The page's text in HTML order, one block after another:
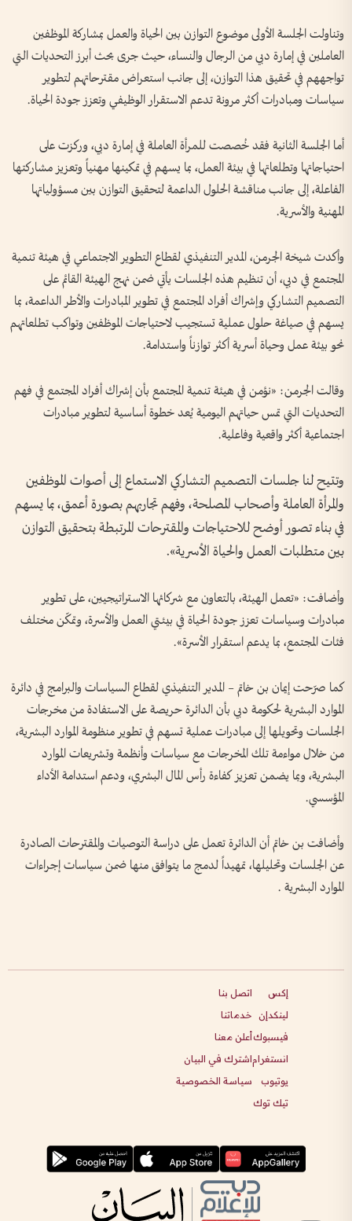
وتناولت الجلسة الأولى موضوع التوازن بين الحياة والعمل بمشاركة الموظفين
العاملين في إمارة دبي من الرجال والنساء، حيث جرى بحث أبرز التحديات التي
تواجههم في تحقيق هذا التوازن، إلى جانب استعراض مقترحاتهم لتطوير
سياسات ومبادرات أكثر مرونة تدعم الاستقرار الوظيفي وتعزز جودة الحياة.
أما الجلسة الثانية فقد خُصصت للمرأة العاملة في إمارة دبي، وركزت على
احتياجاتها وتطلعاتها في بيئة العمل، بما يسهم في تمكينها مهنياً وتعزيز مشاركتها
الفاعلة، إلى جانب مناقشة الحلول الداعمة لتحقيق التوازن بين مسؤولياتها
المهنية والأسرية.
وأكدت شيخة الجرمن، المدير التنفيذي لقطاع التطوير الاجتماعي في هيئة تنمية
المجتمع في دبي، أن تنظيم هذه الجلسات يأتي ضمن نهج الهيئة القائم على
التصميم التشاركي وإشراك أفراد المجتمع في تطوير المبادرات والأطر الداعمة، بما
يسهم في صياغة حلول عملية تستجيب لاحتياجات الموظفين وتواكب تطلعاتهم
نحو بيئة عمل وحياة أسرية أكثر توازناً واستدامة.
وقالت الجرمن: «نؤمن في هيئة تنمية المجتمع بأن إشراك أفراد المجتمع في فهم
التحديات التي تمس حياتهم اليومية يُعد خطوة أساسية لتطوير مبادرات
اجتماعية أكثر واقعية وفاعلية.
وتتيح لنا جلسات التصميم التشاركي الاستماع إلى أصوات الموظفين
والمرأة العاملة وأصحاب المصلحة، وفهم تجاربهم بصورة أعمق، بما يسهم
في بناء تصور أوضح للاحتياجات والمقترحات المرتبطة بتحقيق التوازن
بين متطلبات العمل والحياة الأسرية».
وأضافت: «تعمل الهيئة، بالتعاون مع شركائها الاستراتيجيين، على تطوير
مبادرات وسياسات تعزز جودة الحياة في بيئتي العمل والأسرة، وتمكّن مختلف
فئات المجتمع، بما يدعم استقرار الأسرة».
كما صرّحت إيمان بن خاتم – المدير التنفيذي لقطاع السياسات والبرامج في دائرة
الموارد البشرية لحكومة دبي بأن الدائرة حريصة على الاستفادة من مخرجات
الجلسات وتحويلها إلى مبادرات عملية تسهم في تطوير منظومة الموارد البشرية،
من خلال مواءمة تلك المخرجات مع سياسات وأنظمة وتشريعات الموارد
البشرية، وبما يضمن تعزيز كفاءة رأس المال البشري، ودعم استدامة الأداء
المؤسسي.
وأضافت بن خاتم أن الدائرة تعمل على دراسة التوصيات والمقترحات الصادرة
عن الجلسات وتحليلها، تمهيداً لدمج ما يتوافق منها ضمن سياسات إجراءات
الموارد البشرية .
إكس
لينكدإن
فيسبوك
انستغرام
يوتيوب
تيك توك
اتصل بنا
خدماتنا
أعلن معنا
اشترك في البيان
سياسة الخصوصية